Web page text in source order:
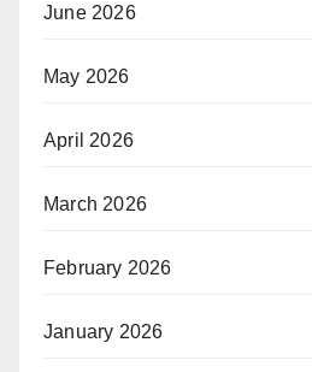
June 2026
May 2026
April 2026
March 2026
February 2026
January 2026